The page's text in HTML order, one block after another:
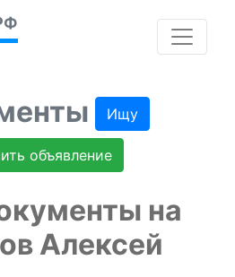
Ищу
объявление
на
Алексей